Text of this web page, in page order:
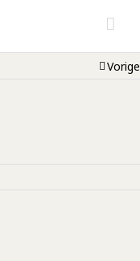
Vorige